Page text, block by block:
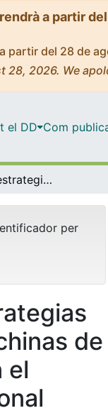
a partir
partir del 28 de
2026. We
el DD Com
Análisis de las estrategias de las compañías chinas de los videojuegos en el mercado internacional
per
de
el